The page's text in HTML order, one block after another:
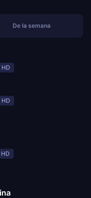
De la semana
HD
HD